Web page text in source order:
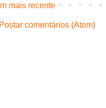
mais recente
Postar comentários (Atom)